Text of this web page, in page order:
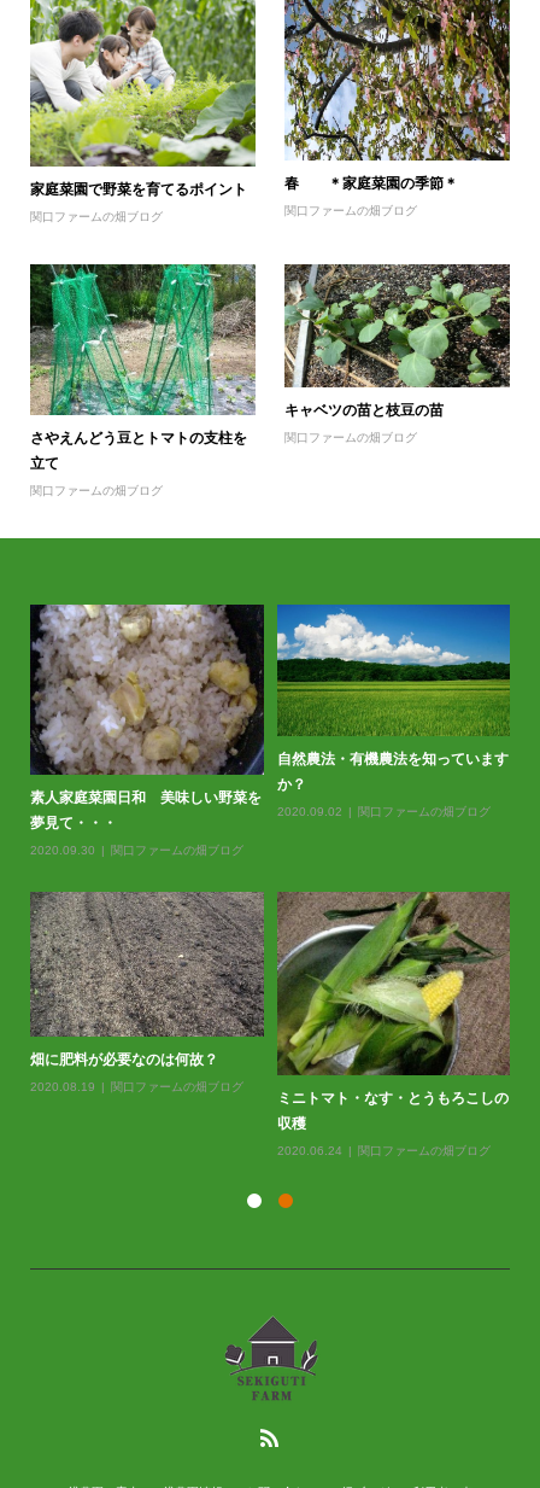
家庭菜園で野菜を育てるポイント
関口ファームの畑ブログ
春 ＊家庭菜園の季節＊
関口ファームの畑ブログ
さやえんどう豆とトマトの支柱を
立て
関口ファームの畑ブログ
キャベツの苗と枝豆の苗
関口ファームの畑ブログ
素人家庭菜園日和 美味しい野菜を
夢見て・・・
2020.09.30 関口ファームの畑ブログ
自然農法・有機農法を知っています
か？
2020.09.02 関口ファームの畑ブログ
畑に肥料が必要なのは何故？
2020.08.19 関口ファームの畑ブログ
ミニトマト・なす・とうもろこしの
収穫
2020.06.24 関口ファームの畑ブログ